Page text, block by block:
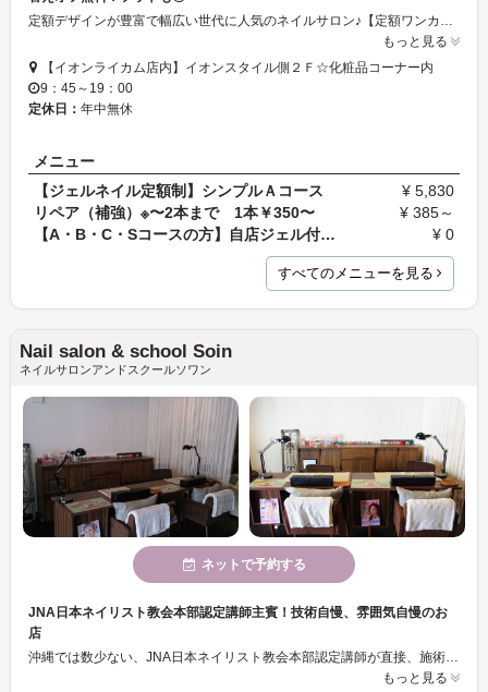
定額デザインが豊富で幅広い世代に人気のネイルサロン♪【定額ワンカラー2,900円～】料金が分かりやすいので初めての方でも安心◎スピーディーな施術で綺麗な仕上がりに！長さだしやジェルのお直しもご対応可能なので、指先を美しくキープできます♪リピーター様は何度でも当店付替えオフ無料◇定期的にネイルチェンジしたい方にぴったりです！《中頭郡北中城村》
もっと見る
【イオンライカム店内】イオンスタイル側２Ｆ☆化粧品コーナー内
9：45～19：00
定休日： 年中無休
メニュー
【ジェルネイル定額制】シンプルＡコース
¥ 5,830
リペア（補強）※〜2本まで 1本￥350〜
¥ 385～
【A・B・C・Sコースの方】自店ジェル付け替えオフ …
¥ 0
すべてのメニューを見る
Nail salon & school Soin
ネイルサロンアンドスクールソワン
ネットで予約する
JNA日本ネイリスト教会本部認定講師主賓！技術自慢、雰囲気自慢のお
店
沖縄では数少ない、JNA日本ネイリスト教会本部認定講師が直接、施術や、指導をするサロン、スクールです。当店では、自爪をなるべく傷めずに続けていけるように配慮をした施術の仕方を行っています。また、ジェルやスカルプには本格的なウォーターケアと保湿がサービスでついてきますので、自爪を大事にしながらネイルを続けたい方におすすめです。初めての方も、色々なサロンに行ってみた方も、ぜひ一度お試しください。
もっと見る